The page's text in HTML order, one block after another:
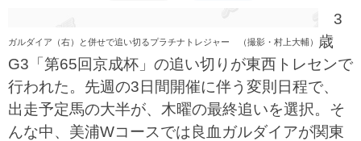
ガルダイア（右）と併せで追い切るプラチナトレジャー （撮影・村上大輔）
3
歳
G3「第65回京成杯」の追い切りが東西トレセンで
行われた。先週の3日間開催に伴う変則日程で、
出走予定馬の大半が、木曜の最終追いを選択。そ
んな中、美浦Wコースでは良血ガルダイアが関東